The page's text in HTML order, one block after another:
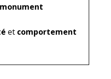
monument
et comportement